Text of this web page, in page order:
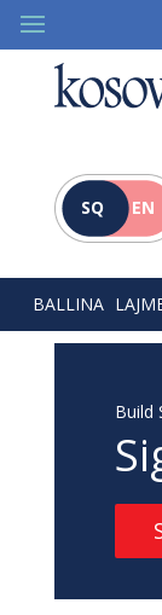
SQ EN
BALLINA
Build